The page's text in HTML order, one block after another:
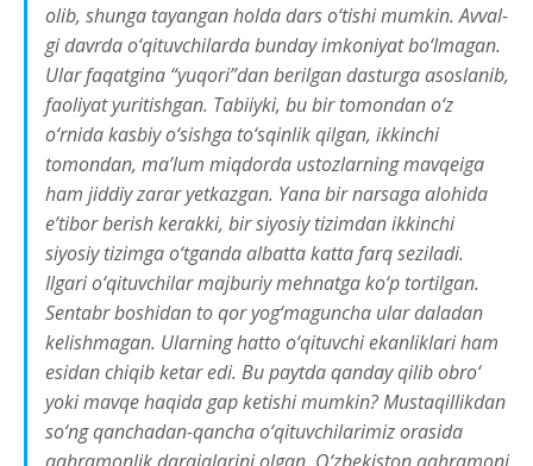
olib, shunga tayangan holda dars o‘tishi mumkin. Avval­
gi davrda o‘qituvchilarda bunday imkoniyat bo‘lmagan.
Ular faqatgina “yuqori”dan berilgan dasturga asoslanib,
faoliyat yuritishgan. Tabiiyki, bu bir tomondan o‘z
o‘rnida kasbiy o‘sishga to‘sqinlik qilgan, ikkinchi
tomondan, ma’lum miqdorda ustozlarning mavqeiga
ham jiddiy zarar yetkazgan. Yana bir narsaga alohida
e’tibor berish kerakki, bir siyosiy tizimdan ikkinchi
siyosiy tizimga o‘tganda albatta katta farq seziladi.
Ilgari o‘qituvchilar majburiy mehnat­ga ko‘p tortilgan.
Sentabr boshidan to qor yog‘maguncha ular daladan
kelishmagan. Ularning hatto o‘qituvchi ekanliklari ham
esidan chiqib ketar edi. Bu paytda qanday qilib obro‘
yoki mavqe haqida gap ketishi mumkin? Mustaqillikdan
so‘ng qanchadan-qancha o‘qituvchilarimiz orasida